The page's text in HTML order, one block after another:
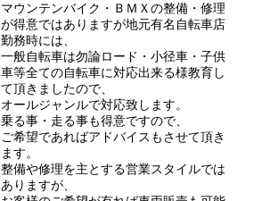
マウンテンバイク・ＢＭＸの整備・修理
が得意ではありますが地元有名自転車店
勤務時には、
一般自転車は勿論ロード・小径車・子供
車等全ての自転車に対応出来る様教育し
て頂きましたので、
オールジャンルで対応致します。
乗る事・走る事も得意ですので、
ご希望であればアドバイスもさせて頂き
ます。
整備や修理を主とする営業スタイルでは
ありますが、